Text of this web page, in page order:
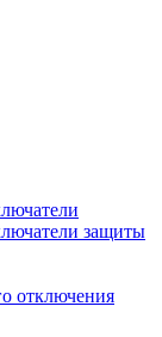
защиты
отключения